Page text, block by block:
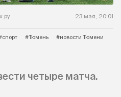
23 мая, 20:01
#Тюмень
#новости Тюмени
четыре матча.